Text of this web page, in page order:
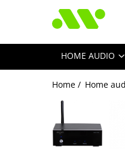
HOME AUDIO
Home / Home